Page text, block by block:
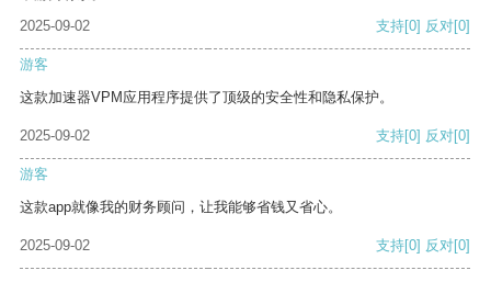
2025-09-02
支持[0] 反对[0]
游客
这款加速器VPM应用程序提供了顶级的安全性和隐私保护。
2025-09-02 支持[0] 反对[0]
游客
这款app就像我的财务顾问，让我能够省钱又省心。
2025-09-02 支持[0] 反对[0]